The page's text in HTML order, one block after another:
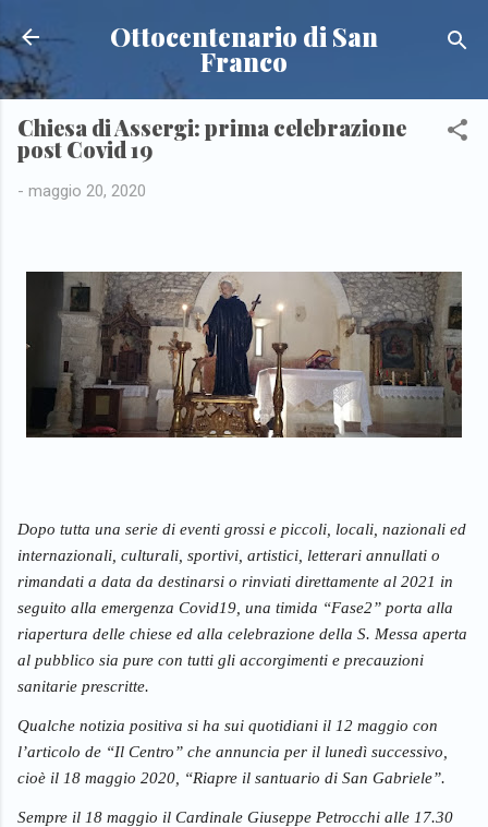
Passa ai contenuti principali
Ottocentenario di San
Franco
Chiesa di Assergi: prima celebrazione
post Covid 19
- maggio 20, 2020
Dopo tutta una serie di eventi grossi e piccoli, locali, nazionali ed
internazionali, culturali, sportivi, artistici, letterari annullati o
rimandati a data da destinarsi o rinviati direttamente al 2021 in
seguito alla emergenza Covid19, una timida “Fase2” porta alla
riapertura delle chiese ed alla celebrazione della S. Messa aperta
al pubblico sia pure con tutti gli accorgimenti e precauzioni
sanitarie prescritte.
Qualche notizia positiva si ha sui quotidiani il 12 maggio con
l’articolo de “Il Centro” che annuncia per il lunedì successivo,
cioè il 18 maggio 2020, “Riapre il santuario di San Gabriele”.
Sempre il 18 maggio il Cardinale Giuseppe Petrocchi alle 17.30